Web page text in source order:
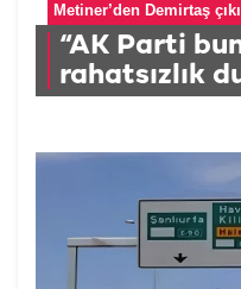
Metiner’den Demirtaş
“AK Parti
rahatsızlık